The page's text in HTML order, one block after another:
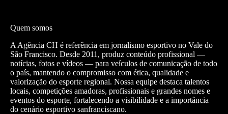
Quem somos
A Agência CH é referência em jornalismo esportivo no Vale do
São Francisco. Desde 2011, produz conteúdo profissional —
notícias, fotos e vídeos — para veículos de comunicação de todo
o país, mantendo o compromisso com ética, qualidade e
valorização do esporte regional. Nossa equipe destaca talentos
locais, competições amadoras, profissionais e grandes nomes e
eventos do esporte, fortalecendo a visibilidade e a importância
do cenário esportivo sanfranciscano.